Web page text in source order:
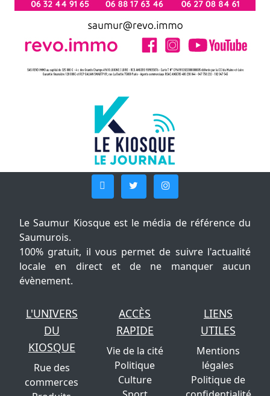
Le Saumur Kiosque est le média de référence du
Saumurois.
100% gratuit, il vous permet de suivre l'actualité
locale en direct et de ne manquer aucun
évènement.
L'UNIVERS
DU
KIOSQUE
Rue des
commerces
ACCÈS
RAPIDE
Vie de la cité
Politique
Culture
LIENS
UTILES
Mentions
légales
Politique de